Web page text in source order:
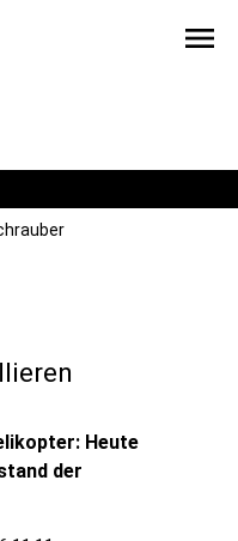
menu
Heute
der